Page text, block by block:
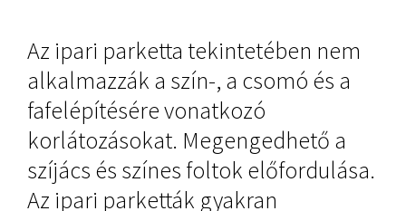
Az ipari parketta tekintetében nem
alkalmazzák a szín-, a csomó és a
fafelépítésére vonatkozó
korlátozásokat. Megengedhető a
szíjács és színes foltok előfordulása.
Az ipari parketták gyakran